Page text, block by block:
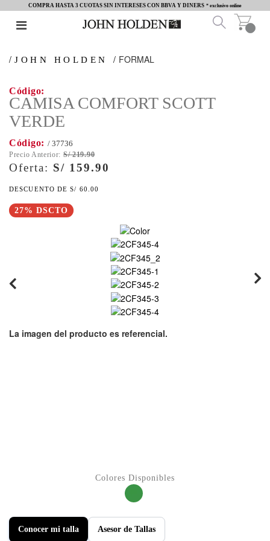
COMPRA HASTA 3 CUOTAS SIN INTERESES CON BBVA Y DINERS * exclusivo online
JOHN HOLDEN FORMAL
CAMISA COMFORT SCOTT
VERDE
/ 37736
S/ 219.90
S/ 159.90
S/ 60.00
27% DSCTO
Conocer mi talla Asesor de Tallas